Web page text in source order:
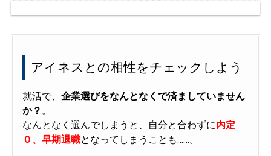
アイネスとの相性をチェックしよう
就活で、 企業選びをなんとなくで済ましていません
か？ 。
なんとなく選んでしまうと、自分と合わずに内定
０、早期退職となってしまうことも……。